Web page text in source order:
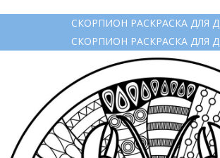
СКОРПИОН РАСКРАСКА ДЛЯ
СКОРПИОН РАСКРАСКА ДЛЯ